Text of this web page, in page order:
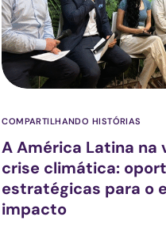
COMPARTILHANDO HISTÓRIAS
A América Latina na
crise climática:
estratégicas para o
impacto